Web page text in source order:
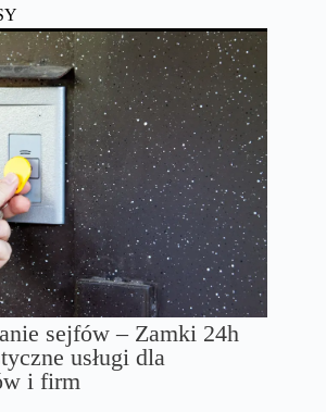
sejfów – Zamki 24h
usługi dla
i firm